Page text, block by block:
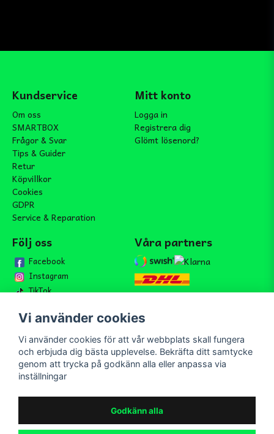
Kundservice
Om oss
SMARTBOX
Frågor & Svar
Tips & Guider
Retur
Köpvillkor
Cookies
GDPR
Service & Reparation
Mitt konto
Logga in
Registrera dig
Glömt lösenord?
Följ oss
Facebook
Instagram
TikTok
Våra partners
Bli medlem i vårt nyhetsbrev
email
Mejladress Skicka
Bli medlem i vårt nyhetsbrev och ta del av våra nyheter och
Vi använder cookies
Vi använder cookies för att vår webbplats skall fungera
och erbjuda dig bästa upplevelse. Bekräfta ditt samtycke
genom att trycka på godkänn alla eller anpassa via
inställningar
Godkänn alla